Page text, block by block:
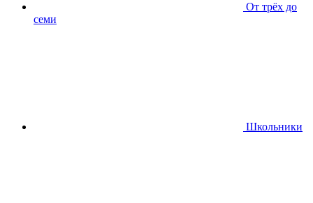
От трёх до
семи
Школьники